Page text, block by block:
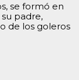
se formó en
padre,
de los goleros